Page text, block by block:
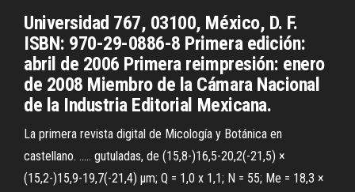
Universidad 767, 03100, México, D. F.
ISBN: 970-29-0886-8 Primera edición:
abril de 2006 Primera reimpresión: enero
de 2008 Miembro de la Cámara Nacional
de la Industria Editorial Mexicana.
La primera revista digital de Micología y Botánica en
castellano. ..... gutuladas, de (15,8-)16,5-20,2(-21,5) ×
(15,2-)15,9-19,7(-21,4) µm; Q = 1,0 x 1,1; N = 55; Me = 18,3 ×